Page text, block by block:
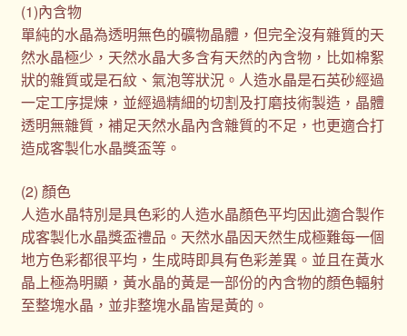
(1)內含物
單純的水晶為透明無色的礦物晶體，但完全沒有雜質的天
然水晶極少，天然水晶大多含有天然的內含物，比如棉絮
狀的雜質或是石紋、氣泡等狀況。人造水晶是石英砂經過
一定工序提煉，並經過精細的切割及打磨技術製造，晶體
透明無雜質，補足天然水晶內含雜質的不足，也更適合打
造成客製化水晶獎盃等。
(2) 顏色
人造水晶特別是具色彩的人造水晶顏色平均因此適合製作
成客製化水晶獎盃禮品。天然水晶因天然生成極難每一個
地方色彩都很平均，生成時即具有色彩差異。並且在黃水
晶上極為明顯，黃水晶的黃是一部份的內含物的顏色輻射
至整塊水晶，並非整塊水晶皆是黃的。